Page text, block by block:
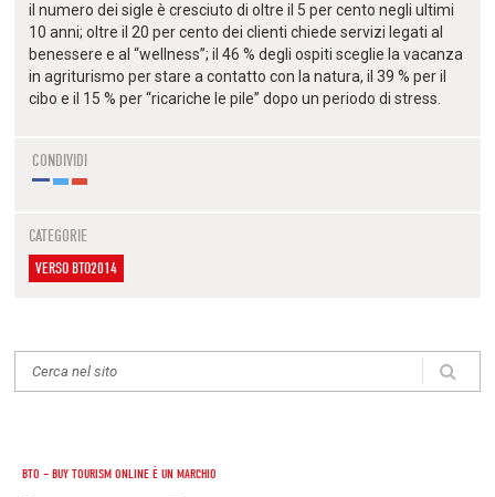
il numero dei sigle è cresciuto di oltre il 5 per cento negli ultimi
10 anni; oltre il 20 per cento dei clienti chiede servizi legati al
benessere e al “wellness”; il 46 % degli ospiti sceglie la vacanza
in agriturismo per stare a contatto con la natura, il 39 % per il
cibo e il 15 % per “ricariche le pile” dopo un periodo di stress.
CONDIVIDI
CATEGORIE
VERSO BTO2014
BTO – BUY TOURISM ONLINE È UN MARCHIO